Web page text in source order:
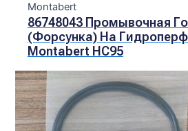
Montabert
86748043 Промывочная
(форсунка) На
Montabert HC95